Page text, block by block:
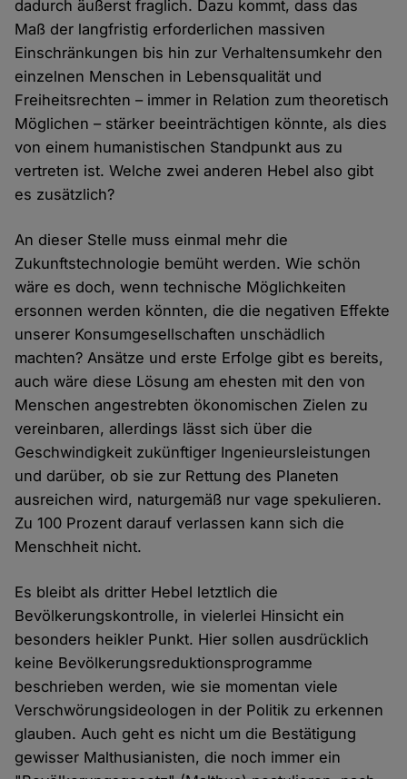
dadurch äußerst fraglich. Dazu kommt, dass das
Maß der langfristig erforderlichen massiven
Einschränkungen bis hin zur Verhaltensumkehr den
einzelnen Menschen in Lebensqualität und
Freiheitsrechten – immer in Relation zum theoretisch
Möglichen – stärker beeinträchtigen könnte, als dies
von einem humanistischen Standpunkt aus zu
vertreten ist. Welche zwei anderen Hebel also gibt
es zusätzlich?
An dieser Stelle muss einmal mehr die
Zukunftstechnologie bemüht werden. Wie schön
wäre es doch, wenn technische Möglichkeiten
ersonnen werden könnten, die die negativen Effekte
unserer Konsumgesellschaften unschädlich
machten? Ansätze und erste Erfolge gibt es bereits,
auch wäre diese Lösung am ehesten mit den von
Menschen angestrebten ökonomischen Zielen zu
vereinbaren, allerdings lässt sich über die
Geschwindigkeit zukünftiger Ingenieursleistungen
und darüber, ob sie zur Rettung des Planeten
ausreichen wird, naturgemäß nur vage spekulieren.
Zu 100 Prozent darauf verlassen kann sich die
Menschheit nicht.
Es bleibt als dritter Hebel letztlich die
Bevölkerungskontrolle, in vielerlei Hinsicht ein
besonders heikler Punkt. Hier sollen ausdrücklich
keine Bevölkerungsreduktionsprogramme
beschrieben werden, wie sie momentan viele
Verschwörungsideologen in der Politik zu erkennen
glauben. Auch geht es nicht um die Bestätigung
gewisser Malthusianisten, die noch immer ein